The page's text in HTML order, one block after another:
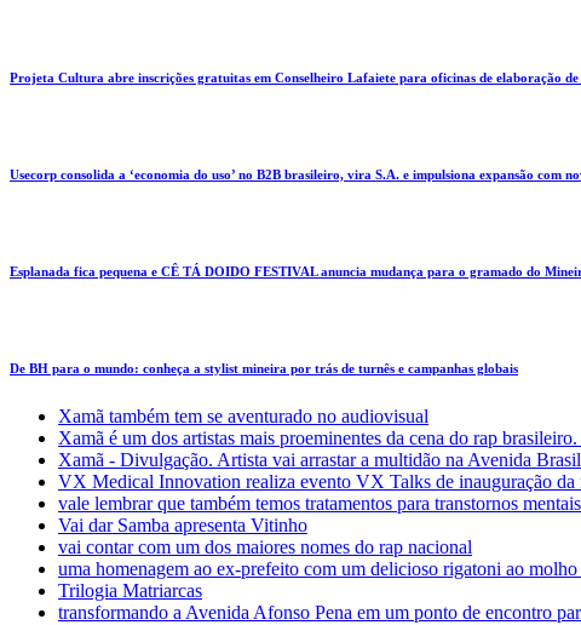
Projeta Cultura abre inscrições gratuitas em Conselheiro Lafaiete para oficinas de elaboração
Usecorp consolida a ‘economia do uso’ no B2B brasileiro, vira S.A. e impulsiona expansão com
Esplanada fica pequena e CÊ TÁ DOIDO FESTIVAL anuncia mudança para o gramado do
De BH para o mundo: conheça a stylist mineira por trás de turnês e campanhas globais
Xamã também tem se aventurado no audiovisual
Xamã é um dos artistas mais proeminentes da cena do rap
Xamã - Divulgação. Artista vai arrastar a multidão na Avenida
VX Medical Innovation realiza evento VX Talks de inauguração da
vale lembrar que também temos tratamentos para transtornos
Vai dar Samba apresenta Vitinho
vai contar com um dos maiores nomes do rap nacional
uma homenagem ao ex-prefeito com um delicioso rigatoni ao
Trilogia Matriarcas
transformando a Avenida Afonso Pena em um ponto de encontro